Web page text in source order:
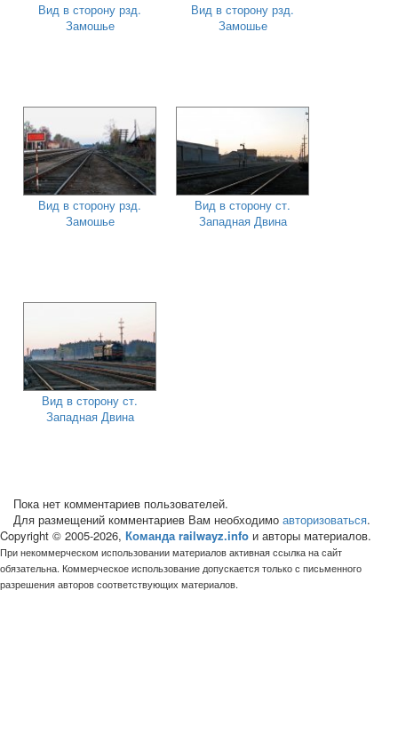
Вид в сторону рзд.
Замошье
Вид в сторону рзд.
Замошье
Вид в сторону рзд.
Замошье
Вид в сторону ст.
Западная Двина
Вид в сторону ст.
Западная Двина
Пока нет комментариев пользователей.
Для размещений комментариев Вам необходимо авторизоваться.
Copyright © 2005-2026, Команда railwayz.info и авторы материалов.
При некоммерческом использовании материалов активная ссылка на сайт
обязательна. Коммерческое использование допускается только с письменного
разрешения авторов соответствующих материалов.